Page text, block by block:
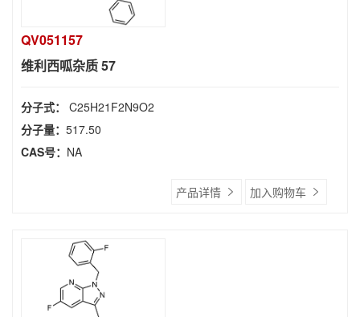
QV051157
维利西呱杂质 57
分子式： C25H21F2N9O2
分子量： 517.50
CAS号： NA
产品详情 加入购物车